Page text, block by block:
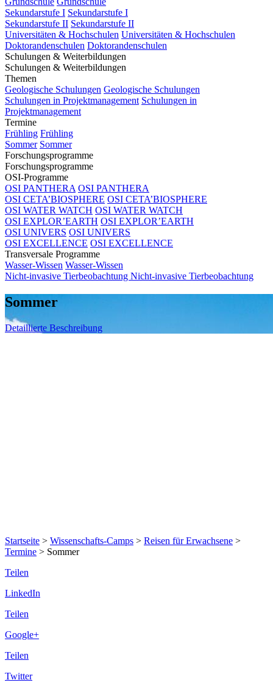
Sekundarstufe I Sekundarstufe I
Sekundarstufe II Sekundarstufe II
Universitäten & Hochschulen Universitäten & Hochschulen
Doktorandenschulen Doktorandenschulen
Schulungen & Weiterbildungen
Schulungen & Weiterbildungen
Themen
Geologische Schulungen Geologische Schulungen
Schulungen in Projektmanagement Schulungen in
Projektmanagement
Termine
Frühling Frühling
Sommer Sommer
Forschungsprogramme
Forschungsprogramme
OSI-Programme
OSI PANTHERA OSI PANTHERA
OSI CETA’BIOSPHERE OSI CETA’BIOSPHERE
OSI WATER WATCH OSI WATER WATCH
OSI EXPLOR’EARTH OSI EXPLOR’EARTH
OSI UNIVERS OSI UNIVERS
OSI EXCELLENCE OSI EXCELLENCE
Transversale Programme
Wasser-Wissen Wasser-Wissen
Nicht-invasive Tierbeobachtung Nicht-invasive Tierbeobachtung
Sommer
Detaillierte Beschreibung
Startseite > Wissenschafts-Camps > Reisen für Erwachsene >
Termine > Sommer
Teilen
LinkedIn
Teilen
Google+
Teilen
Twitter